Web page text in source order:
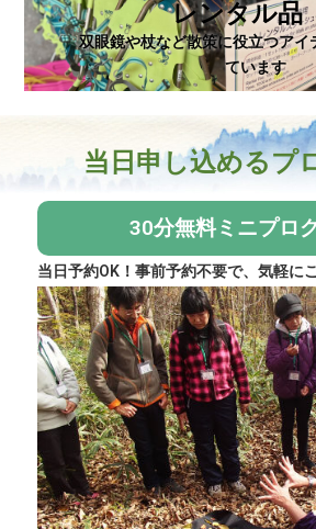
レンタル品
双眼鏡や杖など散策に役立つアイ
ています
当日申し込めるプ
30分無料ミニプロ
当日予約OK！事前予約不要で、気軽に